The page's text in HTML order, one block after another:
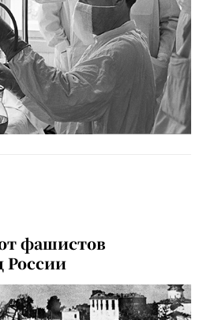
фашистов
России